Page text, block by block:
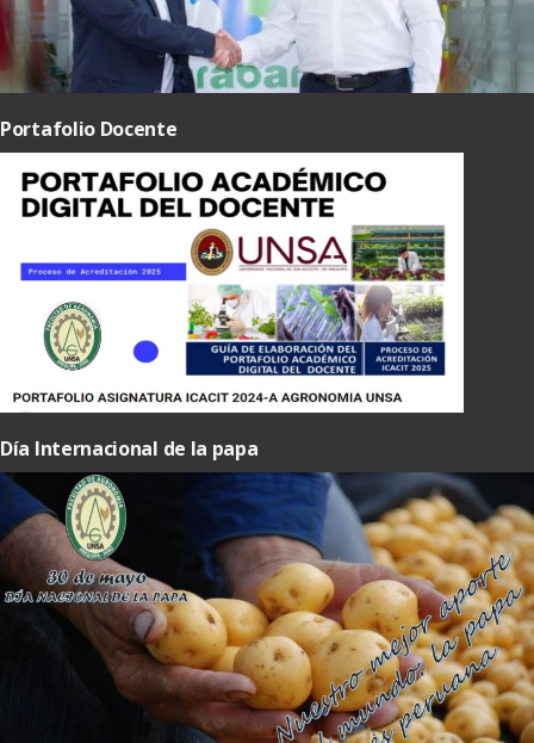
Portafolio Docente
Día Internacional de la papa